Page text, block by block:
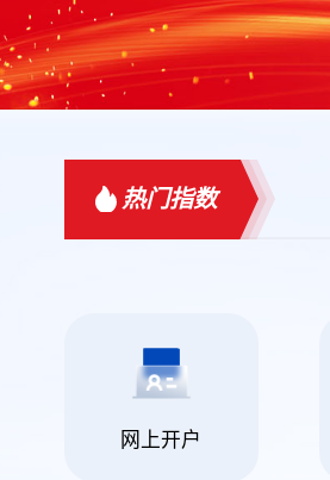
热门指数
网上开户